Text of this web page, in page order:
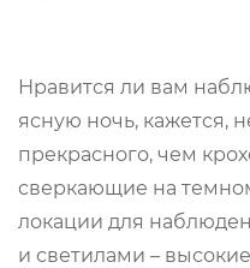
Нравится ли вам
ясную ночь, кажется,
прекрасного, чем
сверкающие на
локации для
и светилами –